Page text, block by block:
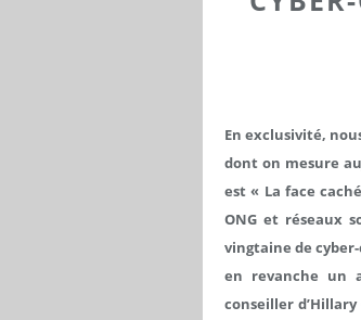
En exclusivité,
dont on mesure
est « La face
ONG et réseaux
vingtaine de
en revanche un
conseiller